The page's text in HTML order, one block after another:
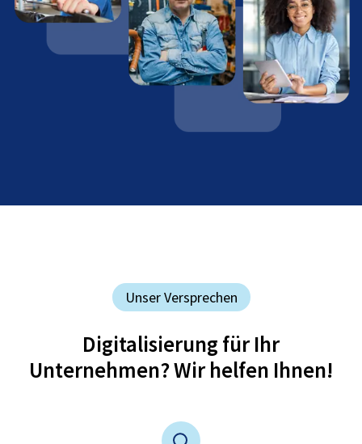
Unser Versprechen
Digitalisierung für Ihr
Unternehmen? Wir helfen Ihnen!